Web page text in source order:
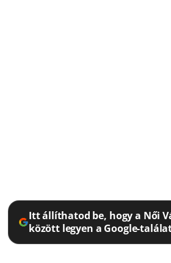
Itt állíthatod be, hogy a Női
között legyen a Google-